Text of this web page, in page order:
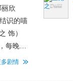
欣
识的喵
饰）
每晚人
哥将做
剧情